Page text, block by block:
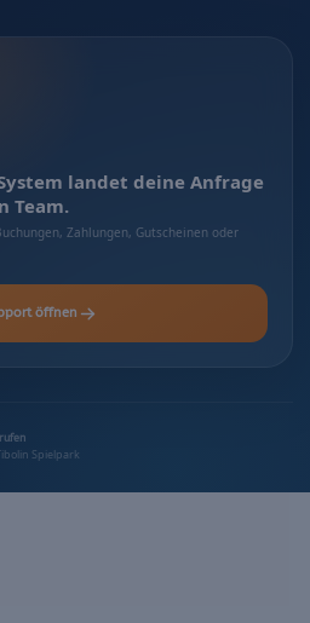
landet deine Anfrage
Team.
Zahlungen, Gutscheinen oder
öffnen
Spielpark